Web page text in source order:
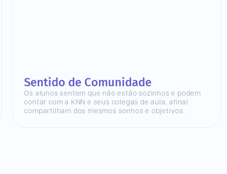
Sentido de Comunidade
Os alunos sentem que não estão sozinhos e podem
contar com a KNN e seus colegas de aula, afinal
compartilham dos mesmos sonhos e objetivos.